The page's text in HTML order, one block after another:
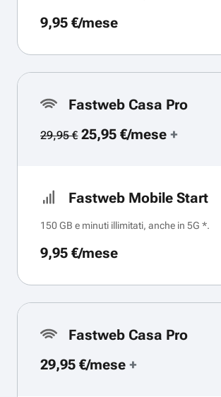
9,95 €/mese
Fastweb Casa Pro
29,95 €25,95 €/mese+
Fastweb Mobile Start
150 GB e minuti illimitati, anche in 5G *.
9,95 €/mese
Fastweb Casa Pro
29,95 €/mese +